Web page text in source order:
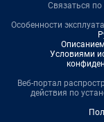
Связаться
Особенности
Условиями
Веб-портал
действия по